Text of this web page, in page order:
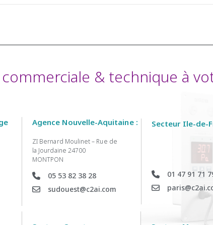
& technique à
Agence Nouvelle-Aquitaine :
ZI Bernard Moulinet – Rue de
la Jourdaine 24700
MONTPON
05 53 82 38 28
sudouest@c2ai.com
Secteur Ile-de-
01 47 91 71